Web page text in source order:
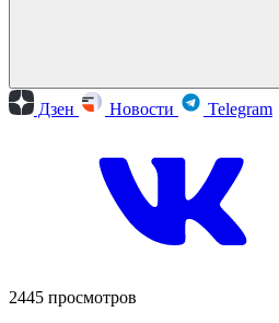
Дзен Новости Telegram
2445 просмотров